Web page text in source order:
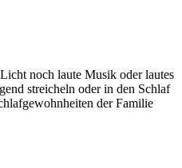
noch laute Musik oder lautes
streicheln oder in den Schlaf
der Familie